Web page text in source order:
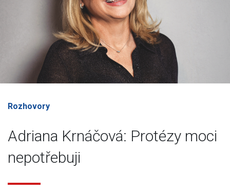
Rozhovory
Adriana Krnáčová: Protézy moci
nepotřebuji